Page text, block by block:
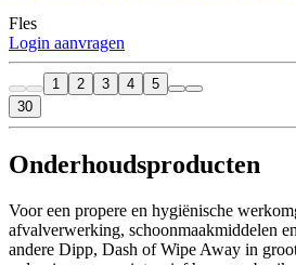
Fles
Login aanvragen
1 2 3 4
5
30
Onderhoudsproducten
Voor een propere en hygiënische
afvalverwerking, schoonmaakmiddelen
andere Dipp, Dash of Wipe Away in